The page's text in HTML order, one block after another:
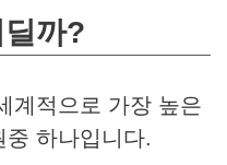
까?
계적으로 가장 높은
하나입니다.